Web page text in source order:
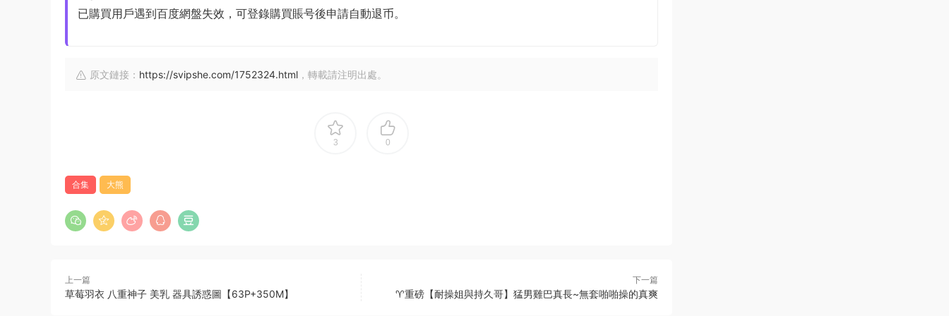
已購買用戶遇到百度網盤失效，可登錄購買賬号後申請自動退币。
原文鏈接： https://svipshe.com/1752324.html ，轉載請注明出處。
3 0
合集 大熊
上一篇
草莓羽衣 八重神子 美乳 器具誘惑圖【63P+350M】
下一篇
♈重磅【耐操姐與持久哥】猛男雞巴真長~無套啪啪操的真爽